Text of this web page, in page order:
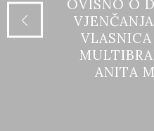
OVISNO O
ANITA